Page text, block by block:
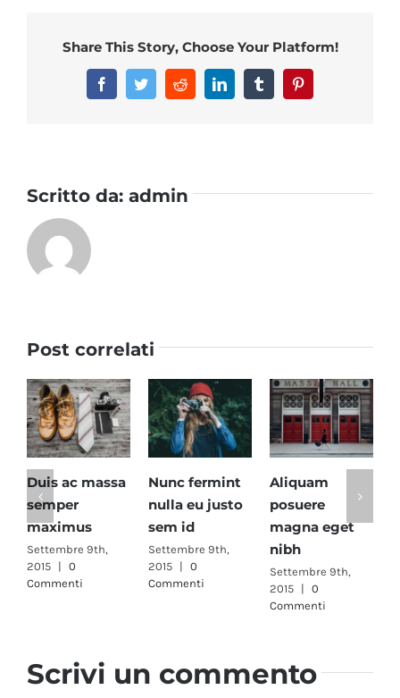
Share This Story, Choose Your Platform!
FacebookTwitterRedditLinkedInTumblrPinterest
Scritto da: admin
Post correlati
Duis ac massa
semper
maximus
Settembre 9th,
2015 |
0
Commenti
Nunc fermint
nulla eu justo
sem id
Settembre 9th,
2015 |
0
Commenti
Aliquam
posuere
magna eget
nibh
Settembre 9th,
2015 |
0
Commenti
Scrivi un commento